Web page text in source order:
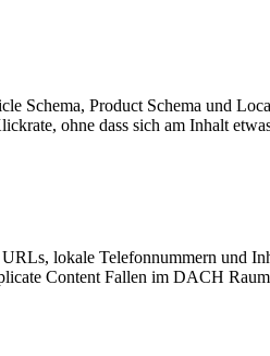
Schema, Product Schema und
ohne dass sich am Inhalt
lokale Telefonnummern und
Content Fallen im DACH